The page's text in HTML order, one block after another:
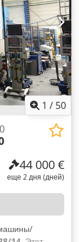
1 / 50
44 000 €
еще 2 дня (дней)